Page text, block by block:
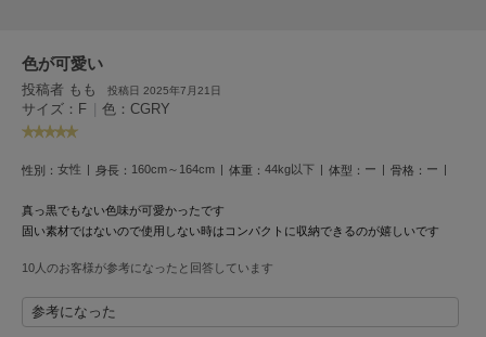
ファーファー
GELATO PIQUE CAT&DOG
ジェラート ピケ キャットアンドドッグ
gelato pique Sleep
GRAMICCI
色が可愛い
投稿者 もも 投稿日 2025年7月21日
サイズ：F | 色：CGRY
性別： 女性 身長： 160cm～164cm 体重： 44kg以下 体型： ー 骨格： ー
真っ黒でもない色味が可愛かったです
固い素材ではないので使用しない時はコンパクトに収納できるのが嬉しいです
10人のお客様が参考になったと回答しています
参考になった